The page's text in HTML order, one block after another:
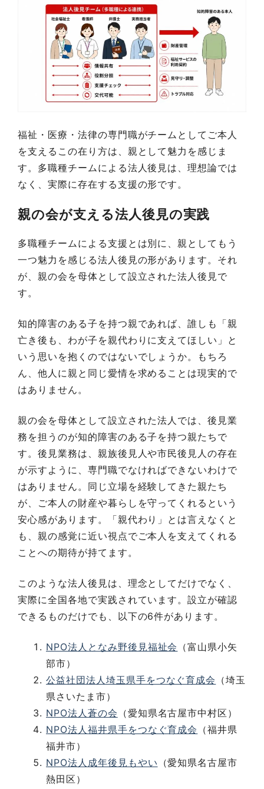
福祉・医療・法律の専門職がチームとしてご本人
を支えるこの在り方は、親として魅力を感じま
す。多職種チームによる法人後見は、理想論では
なく、実際に存在する支援の形です。
親の会が支える法人後見の実践
多職種チームによる支援とは別に、親としてもう
一つ魅力を感じる法人後見の形があります。それ
が、親の会を母体として設立された法人後見で
す。
知的障害のある子を持つ親であれば、誰しも「親
亡き後も、わが子を親代わりに支えてほしい」と
いう思いを抱くのではないでしょうか。もちろ
ん、他人に親と同じ愛情を求めることは現実的で
はありません。
親の会を母体として設立された法人では、後見業
務を担うのが知的障害のある子を持つ親たちで
す。後見業務は、親族後見人や市民後見人の存在
が示すように、専門職でなければできないわけで
はありません。同じ立場を経験してきた親たち
が、ご本人の財産や暮らしを守ってくれるという
安心感があります。「親代わり」とは言えなくと
も、親の感覚に近い視点でご本人を支えてくれる
ことへの期待が持てます。
このような法人後見は、理念としてだけでなく、
実際に全国各地で実践されています。設立が確認
できるものだけでも、以下の6件があります。
NPO法人となみ野後見福祉会 （富山県小矢
部市）
公益社団法人埼玉県手をつなぐ育成会 （埼玉
県さいたま市）
NPO法人蒼の会 （愛知県名古屋市中村区）
NPO法人福井県手をつなぐ育成会 （福井県
福井市）
NPO法人成年後見もやい （愛知県名古屋市
熱田区）